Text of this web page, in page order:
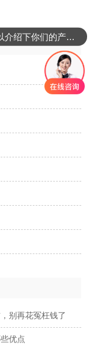
别再花冤枉钱了
优点
可以介绍下你们的产品么